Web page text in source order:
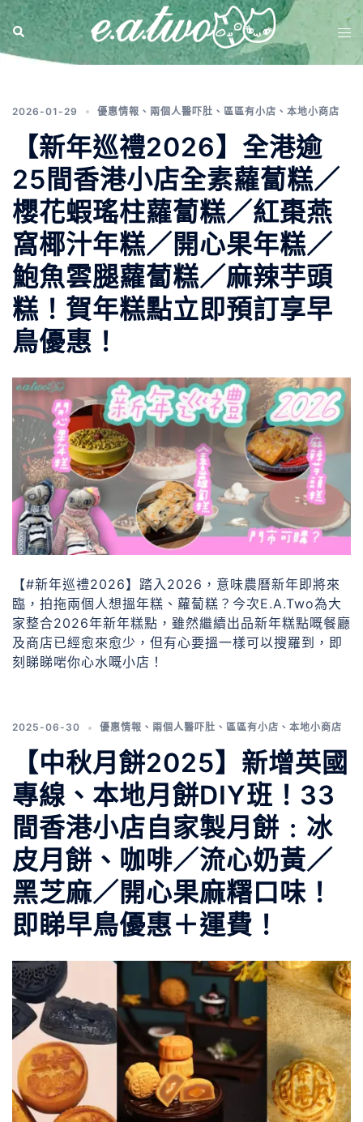
2026-01-29 優惠情報 、 兩個人醫吓肚 、 區區有小店 、 本地小商店
【新年巡禮2026】全港逾
25間香港小店全素蘿蔔糕／
櫻花蝦瑤柱蘿蔔糕／紅棗燕
窩椰汁年糕／開心果年糕／
鮑魚雲腿蘿蔔糕／麻辣芋頭
糕！賀年糕點立即預訂享早
鳥優惠！
【#新年巡禮2026】踏入2026，意味農曆新年即將來
臨，拍拖兩個人想搵年糕、蘿蔔糕？今次E.A.Two為大
家整合2026年新年糕點，雖然繼續出品新年糕點嘅餐廳
及商店已經愈來愈少，但有心要搵一樣可以搜羅到，即
刻睇睇啱你心水嘅小店！
2025-06-30 優惠情報 、 兩個人醫吓肚 、 區區有小店 、 本地小商店
【中秋月餅2025】新增英國
專線、本地月餅DIY班！33
間香港小店自家製月餅﹕冰
皮月餅、咖啡／流心奶黃／
黑芝麻／開心果麻糬口味！
即睇早鳥優惠＋運費！